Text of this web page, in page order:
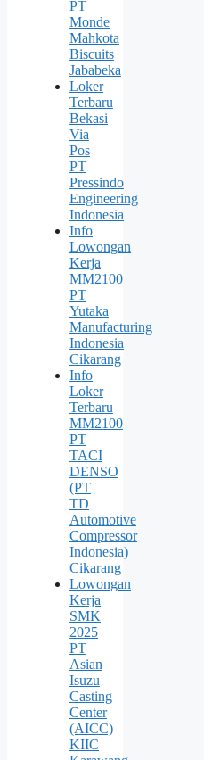
PT
Monde
Mahkota
Biscuits
Jababeka
Loker
Terbaru
Bekasi
Via
Pos
PT
Pressindo
Engineering
Indonesia
Info
Lowongan
Kerja
MM2100
PT
Yutaka
Manufacturing
Indonesia
Cikarang
Info
Loker
Terbaru
MM2100
PT
TACI
DENSO
(PT
TD
Automotive
Compressor
Indonesia)
Cikarang
Lowongan
Kerja
SMK
2025
PT
Asian
Isuzu
Casting
Center
(AICC)
KIIC